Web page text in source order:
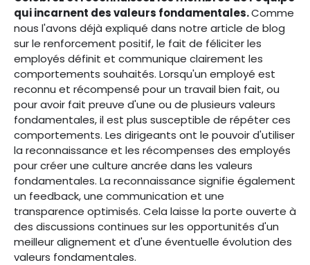
qui incarnent des valeurs fondamentales.Comme
nous l'avons déjà expliqué dans notre article de blog
sur le renforcement positif, le fait de féliciter les
employés définit et communique clairement les
comportements souhaités. Lorsqu'un employé est
reconnu et récompensé pour un travail bien fait, ou
pour avoir fait preuve d'une ou de plusieurs valeurs
fondamentales, il est plus susceptible de répéter ces
comportements. Les dirigeants ont le pouvoir d'utiliser
la reconnaissance et les récompenses des employés
pour créer une culture ancrée dans les valeurs
fondamentales. La reconnaissance signifie également
un feedback, une communication et une
transparence optimisés. Cela laisse la porte ouverte à
des discussions continues sur les opportunités d'un
meilleur alignement et d'une éventuelle évolution des
valeurs fondamentales.